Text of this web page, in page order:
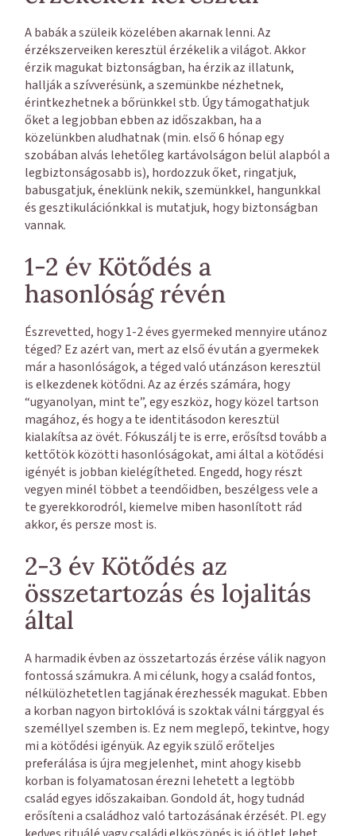
A babák a szüleik közelében akarnak lenni. Az
érzékszerveiken keresztül érzékelik a világot. Akkor
érzik magukat biztonságban, ha érzik az illatunk,
hallják a szívverésünk, a szemünkbe nézhetnek,
érintkezhetnek a bőrünkkel stb. Úgy támogathatjuk
őket a legjobban ebben az időszakban, ha a
közelünkben aludhatnak (min. első 6 hónap egy
szobában alvás lehetőleg kartávolságon belül alapból a
legbiztonságosabb is), hordozzuk őket, ringatjuk,
babusgatjuk, éneklünk nekik, szemünkkel, hangunkkal
és gesztikulációnkkal is mutatjuk, hogy biztonságban
vannak.
1-2 év Kötődés a
hasonlóság révén
Észrevetted, hogy 1-2 éves gyermeked mennyire utánoz
téged? Ez azért van, mert az első év után a gyermekek
már a hasonlóságok, a téged való utánzáson keresztül
is elkezdenek kötődni. Az az érzés számára, hogy
“ugyanolyan, mint te”, egy eszköz, hogy közel tartson
magához, és hogy a te identitásodon keresztül
kialakítsa az övét. Fókuszálj te is erre, erősítsd tovább a
kettőtök közötti hasonlóságokat, ami által a kötődési
igényét is jobban kielégítheted. Engedd, hogy részt
vegyen minél többet a teendőidben, beszélgess vele a
te gyerekkorodról, kiemelve miben hasonlított rád
akkor, és persze most is.
2-3 év Kötődés az
összetartozás és lojalitás
által
A harmadik évben az összetartozás érzése válik nagyon
fontossá számukra. A mi célunk, hogy a család fontos,
nélkülözhetetlen tagjának érezhessék magukat. Ebben
a korban nagyon birtoklóvá is szoktak válni tárggyal és
személlyel szemben is. Ez nem meglepő, tekintve, hogy
mi a kötődési igényük. Az egyik szülő erőteljes
preferálása is újra megjelenhet, mint ahogy kisebb
korban is folyamatosan érezni lehetett a legtöbb
család egyes időszakaiban. Gondold át, hogy tudnád
erősíteni a családhoz való tartozásának érzését. Pl. egy